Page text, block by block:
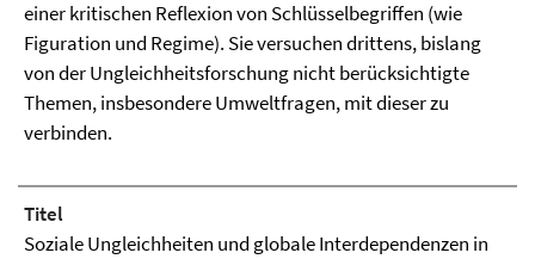
einer kritischen Reflexion von Schlüsselbegriffen (wie
Figuration und Regime). Sie versuchen drittens, bislang
von der Ungleichheitsforschung nicht berücksichtigte
Themen, insbesondere Umweltfragen, mit dieser zu
verbinden.
Titel
Soziale Ungleichheiten und globale Interdependenzen in